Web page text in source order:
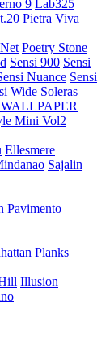
9 Lab325
Pietra Viva
Poetry Stone
Sensi 900 Sensi
Nuance Sensi
Wide Soleras
Mini Vol2
Ellesmere
Sajalin
Pavimento
Planks
Illusion